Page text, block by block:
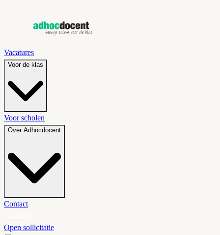
Vacatures
Voor de klas
Voor scholen
Over Adhocdocent
Contact
Open sollicitatie